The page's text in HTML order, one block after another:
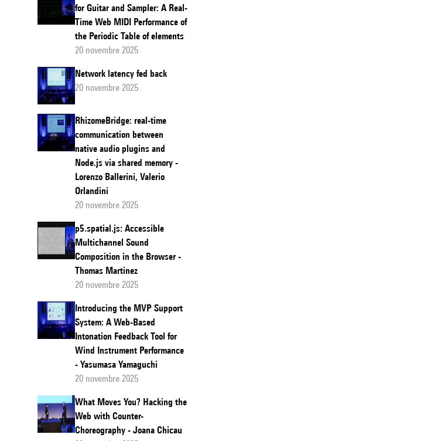
for Guitar and Sampler: A Real-
Time Web MIDI Performance of
the Periodic Table of elements
20 novembre 2025
Network latency fed back
20 novembre 2025
RhizomeBridge: real-time
communication between
native audio plugins and
Node.js via shared memory -
Lorenzo Ballerini, Valerio
Orlandini
20 novembre 2025
p5.spatial.js: Accessible
Multichannel Sound
Composition in the Browser -
Thomas Martinez
20 novembre 2025
Introducing the MVP Support
System: A Web-Based
Intonation Feedback Tool for
Wind Instrument Performance
- Yasumasa Yamaguchi
20 novembre 2025
What Moves You?​ Hacking the
Web with Counter-
Choreography​ - Joana Chicau